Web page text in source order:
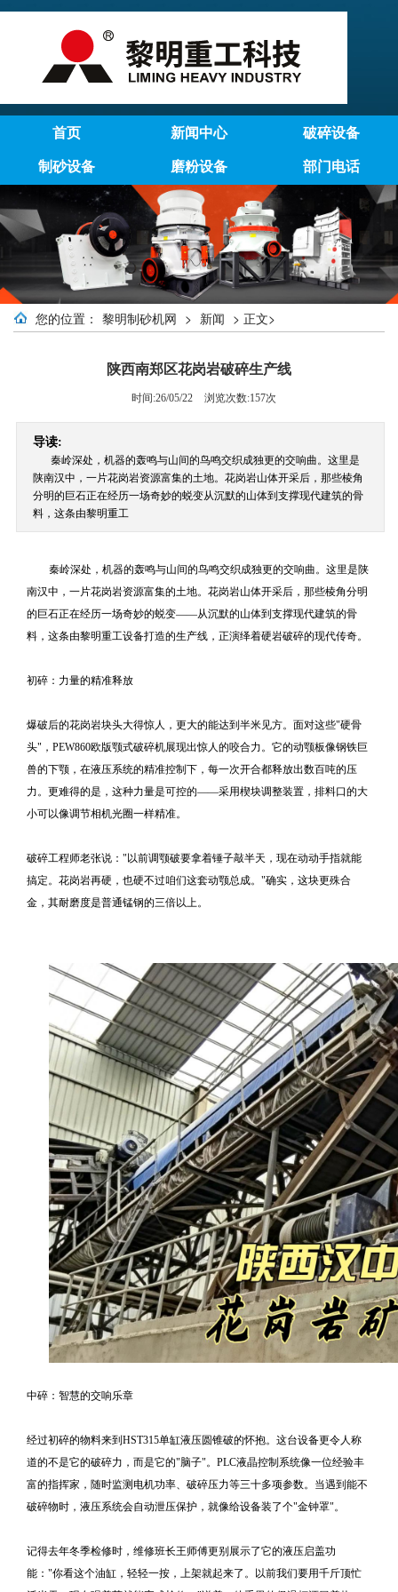
首页 新闻中心 破碎设备
制砂设备 磨粉设备 部门电话
您的位置： 黎明制砂机网 > 新闻 > 正文>
陕西南郑区花岗岩破碎生产线
时间:26/05/22 浏览次数:157次
导读:
秦岭深处，机器的轰鸣与山间的鸟鸣交织成独更的交响曲。这里是
陕南汉中，一片花岗岩资源富集的土地。花岗岩山体开采后，那些棱角
分明的巨石正在经历一场奇妙的蜕变从沉默的山体到支撑现代建筑的骨
料，这条由黎明重工
秦岭深处，机器的轰鸣与山间的鸟鸣交织成独更的交响曲。这里是陕
南汉中，一片花岗岩资源富集的土地。花岗岩山体开采后，那些棱角分明
的巨石正在经历一场奇妙的蜕变——从沉默的山体到支撑现代建筑的骨
料，这条由黎明重工设备打造的生产线，正演绎着硬岩破碎的现代传奇。
初碎：力量的精准释放
爆破后的花岗岩块头大得惊人，更大的能达到半米见方。面对这些"硬骨
头"，PEW860欧版颚式破碎机展现出惊人的咬合力。它的动颚板像钢铁巨
兽的下颚，在液压系统的精准控制下，每一次开合都释放出数百吨的压
力。更难得的是，这种力量是可控的——采用楔块调整装置，排料口的大
小可以像调节相机光圈一样精准。
破碎工程师老张说："以前调颚破要拿着锤子敲半天，现在动动手指就能
搞定。花岗岩再硬，也硬不过咱们这套动颚总成。"确实，这块更殊合
金，其耐磨度是普通锰钢的三倍以上。
中碎：智慧的交响乐章
经过初碎的物料来到HST315单缸液压圆锥破的怀抱。这台设备更令人称
道的不是它的破碎力，而是它的"脑子"。PLC液晶控制系统像一位经验丰
富的指挥家，随时监测电机功率、破碎压力等三十多项参数。当遇到能不
破碎物时，液压系统会自动泄压保护，就像给设备装了个"金钟罩"。
记得去年冬季检修时，维修班长王师傅更别展示了它的液压启盖功
能："你看这个油缸，轻轻一按，上架就起来了。以前我们要用千斤顶忙